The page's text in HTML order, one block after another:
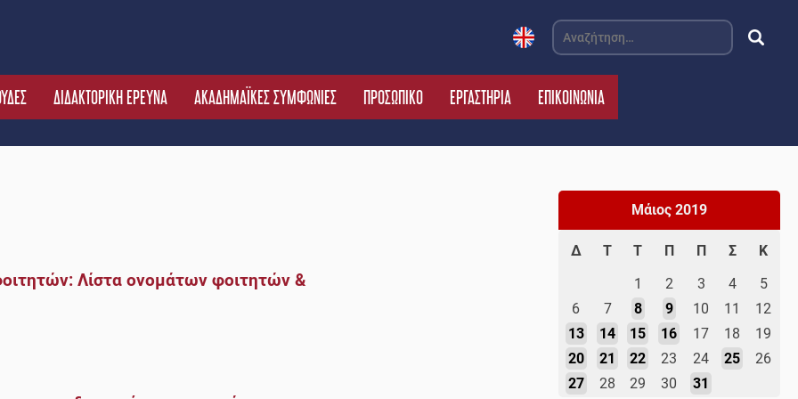
Αναζήτηση
για:
ΔΙΔΑΚΤΟΡΙΚΗ ΕΡΕΥΝΑ ΑΚΑΔΗΜΑΪΚΕΣ ΣΥΜΦΩΝΙΕΣ ΠΡΟΣΩΠΙΚΟ ΕΡΓΑΣΤΗΡΙΑ ΕΠΙΚΟΙΝΩΝΙΑ
Λίστα oνομάτων φοιτητών &
Μάιος 2019
Δ Τ Τ Π Π Σ
Κ
1
2 3 4
5
6
7 8 9 10 11
12
13
14 15 16 17 18
19
20
21 22 23 24 25
26
27
28 29 30
31